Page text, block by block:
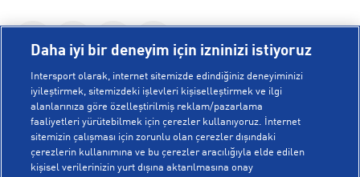
KURUMSAL
Hakkımızda
Daha iyi bir deneyim için izninizi istiyoruz
Intersport olarak, internet sitemizde edindiğiniz deneyiminizi
iyileştirmek, sitemizdeki işlevleri kişiselleştirmek ve ilgi
alanlarınıza göre özelleştirilmiş reklam/pazarlama
faaliyetleri yürütebilmek için çerezler kullanıyoruz. İnternet
sitemizin çalışması için zorunlu olan çerezler dışındaki
çerezlerin kullanımına ve bu çerezler aracılığıyla elde edilen
kişisel verilerinizin yurt dışına aktarılmasına onay